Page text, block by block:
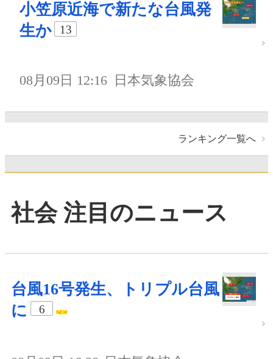
小笠原近海で新たな台風発
生か
13
08月09日 12:16 日本気象協会
ランキング一覧へ
社会 注目のニュース
台風16号発生、トリプル台風
に
6